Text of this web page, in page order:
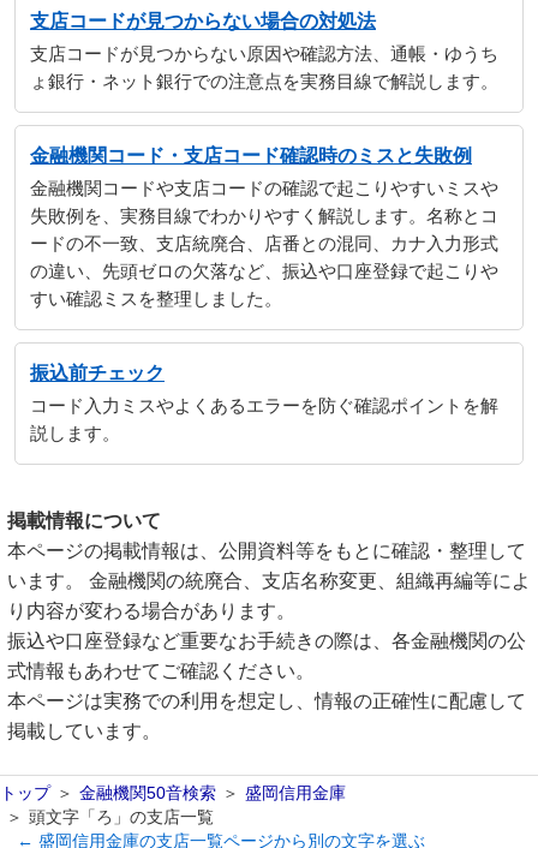
支店コードが見つからない場合の対処法
支店コードが見つからない原因や確認方法、通帳・ゆうち
ょ銀行・ネット銀行での注意点を実務目線で解説します。
金融機関コード・支店コード確認時のミスと失敗例
金融機関コードや支店コードの確認で起こりやすいミスや
失敗例を、実務目線でわかりやすく解説します。名称とコ
ードの不一致、支店統廃合、店番との混同、カナ入力形式
の違い、先頭ゼロの欠落など、振込や口座登録で起こりや
すい確認ミスを整理しました。
振込前チェック
コード入力ミスやよくあるエラーを防ぐ確認ポイントを解
説します。
掲載情報について
本ページの掲載情報は、公開資料等をもとに確認・整理して
います。 金融機関の統廃合、支店名称変更、組織再編等によ
り内容が変わる場合があります。
振込や口座登録など重要なお手続きの際は、各金融機関の公
式情報もあわせてご確認ください。
本ページは実務での利用を想定し、情報の正確性に配慮して
掲載しています。
トップ 金融機関50音検索
盛岡信用金庫
頭文字「ろ」の支店一覧
← 盛岡信用金庫の支店一覧ページから別の文字を選ぶ